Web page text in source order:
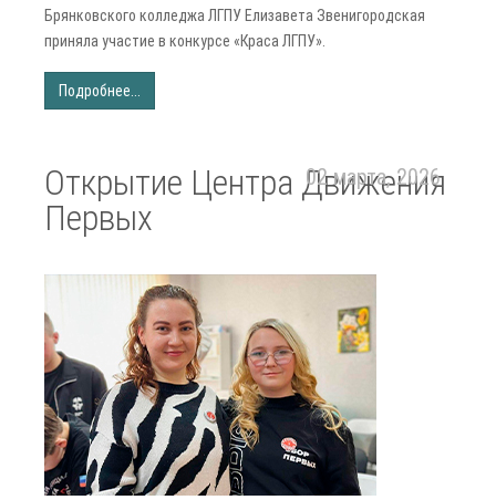
Брянковского колледжа ЛГПУ Елизавета Звенигородская
приняла участие в конкурсе «Краса ЛГПУ».
Подробнее...
Открытие Центра Движения
Первых
02 марта, 2026